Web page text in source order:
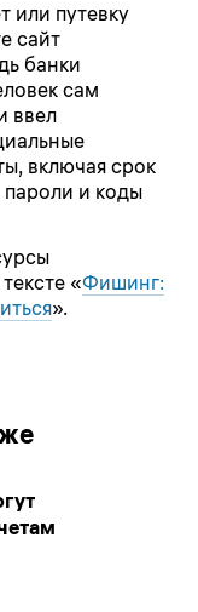
или путевку
сайт
банки
сам
ввел
включая срок
и коды
«Фишинг:
».